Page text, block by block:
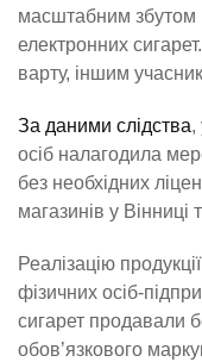
масштабним збутом
електронних
варту, іншим
За даними слідства,
осіб налагодила
без необхідних
магазинів у Вінниці
Реалізацію
фізичних осіб-
сигарет продавали
обов’язкового